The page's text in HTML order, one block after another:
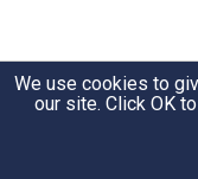
הסוד:
סוד
We use cookies to
our site. Click OK